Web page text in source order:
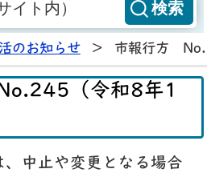
のお知らせ > 市報行方
（令和8年1
中止や変更となる場合